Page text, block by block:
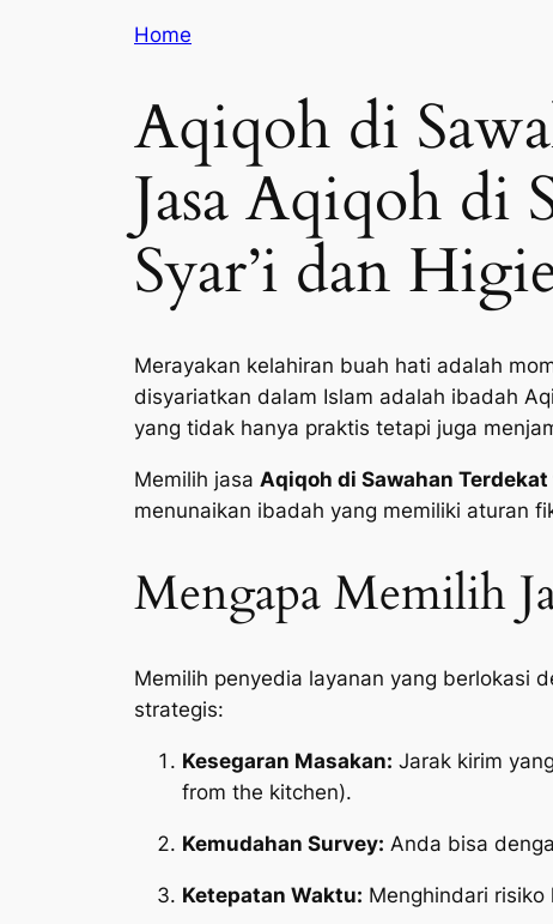
Home
Aqiqoh di
Jasa Aqiqoh di
Syar’i dan
Merayakan kelahiran buah hati adalah
disyariatkan dalam Islam adalah ibadah
yang tidak hanya praktis tetapi juga
Memilih jasa Aqiqoh di Sawahan
menunaikan ibadah yang memiliki aturan
Mengapa Memilih
Memilih penyedia layanan yang berlokasi
strategis:
Kesegaran Masakan: Jarak kirim
from the kitchen).
Kemudahan Survey: Anda bisa
Ketepatan Waktu: Menghindari